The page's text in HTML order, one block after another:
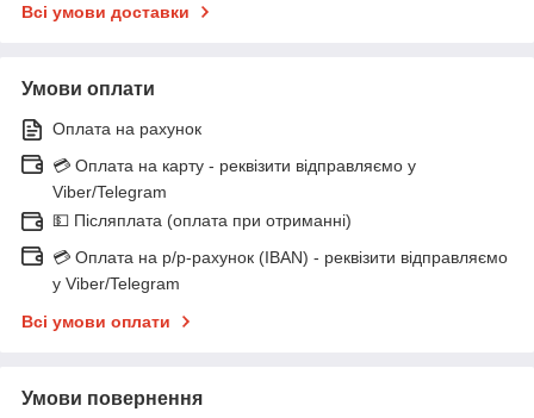
Всі умови доставки
Умови оплати
Оплата на рахунок
💳 Оплата на карту - реквізити відправляємо у
Viber/Telegram
💵 Післяплата (оплата при отриманні)
💳 Оплата на р/р-рахунок (IBAN) - реквізити відправляємо
у Viber/Telegram
Всі умови оплати
Умови повернення